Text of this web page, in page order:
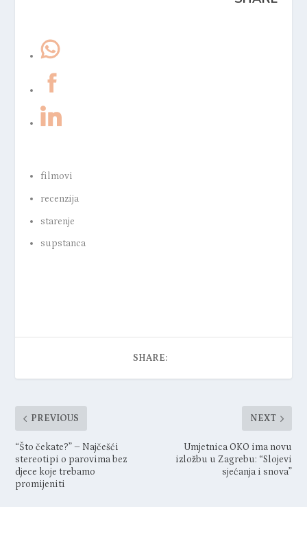
filmovi
recenzija
starenje
supstanca
SHARE:
PREVIOUS
“Što čekate?” – Najčešći
stereotipi o parovima bez
djece koje trebamo
promijeniti
NEXT
Umjetnica OKO ima novu
izložbu u Zagrebu: “Slojevi
sjećanja i snova”